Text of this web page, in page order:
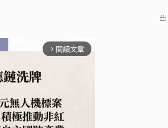
arrow_forward_ios 閱讀文章